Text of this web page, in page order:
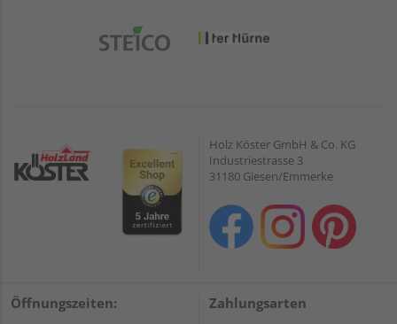
Holz Köster GmbH & Co. KG
Industriestrasse 3
31180 Giesen/Emmerke
Öffnungszeiten: Zahlungsarten